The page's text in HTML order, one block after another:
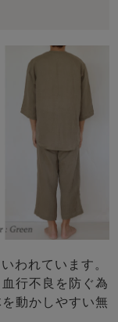
われています。
行不良を防ぐ為
動かしやすい無